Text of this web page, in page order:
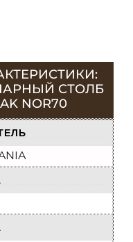
СТОЛБ
NOR70